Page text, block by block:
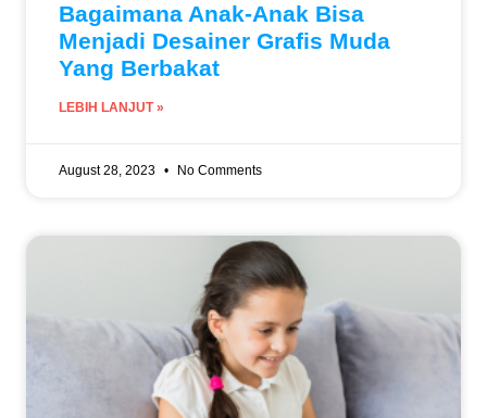
Bagaimana Anak-Anak Bisa
Menjadi Desainer Grafis Muda
Yang Berbakat
LEBIH LANJUT »
August 28, 2023 No Comments